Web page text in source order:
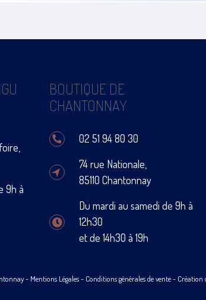
9h à
BOUTIQUE DE
CHANTONNAY
02 51 94 80 30
74 rue Nationale,
85110 Chantonnay
Du mardi au samedi de 9h à
12h30
et de 14h30 à 19h
- Mentions Légales- Conditions générales de vente- Création